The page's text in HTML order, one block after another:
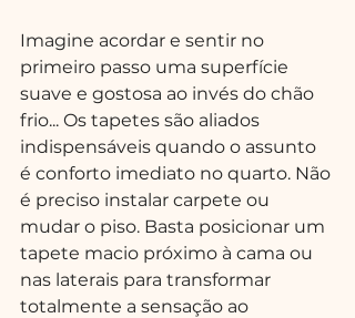
Imagine acordar e sentir no
primeiro passo uma superfície
suave e gostosa ao invés do chão
frio... Os tapetes são aliados
indispensáveis quando o assunto
é conforto imediato no quarto. Não
é preciso instalar carpete ou
mudar o piso. Basta posicionar um
tapete macio próximo à cama ou
nas laterais para transformar
totalmente a sensação ao